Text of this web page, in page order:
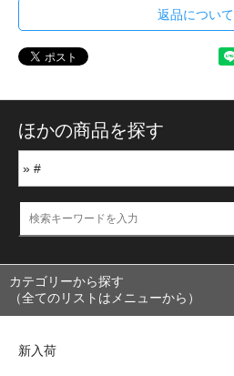
返品について
ほかの商品を探す
カテゴリーから探す
（全てのリストはメニューから）
新入荷